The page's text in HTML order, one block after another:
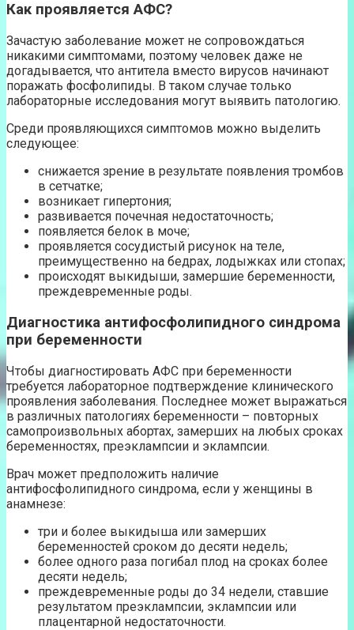
Как проявляется АФС?
Зачастую заболевание может не сопровождаться
никакими симптомами, поэтому человек даже не
догадывается, что антитела вместо вирусов начинают
поражать фосфолипиды. В таком случае только
лабораторные исследования могут выявить патологию.
Среди проявляющихся симптомов можно выделить
следующее:
снижается зрение в результате появления тромбов
в сетчатке;
возникает гипертония;
развивается почечная недостаточность;
появляется белок в моче;
проявляется сосудистый рисунок на теле,
преимущественно на бедрах, лодыжках или стопах;
происходят выкидыши, замершие беременности,
преждевременные роды.
Диагностика антифосфолипидного синдрома
при беременности
Чтобы диагностировать АФС при беременности
требуется лабораторное подтверждение клинического
проявления заболевания. Последнее может выражаться
в различных патологиях беременности – повторных
самопроизвольных абортах, замерших на любых сроках
беременностях, преэклампсии и эклампсии.
Врач может предположить наличие
антифосфолипидного синдрома, если у женщины в
анамнезе:
три и более выкидыша или замерших
беременностей сроком до десяти недель;
более одного раза погибал плод на сроках более
десяти недель;
преждевременные роды до 34 недели, ставшие
результатом преэклампсии, эклампсии или
плацентарной недостаточности.